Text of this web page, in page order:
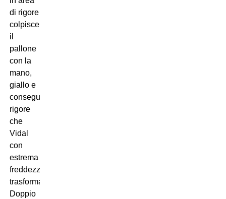
di rigore
colpisce
il
pallone
con la
mano,
giallo e
conseguente
rigore
che
Vidal
con
estrema
freddezza
trasforma.
Doppio